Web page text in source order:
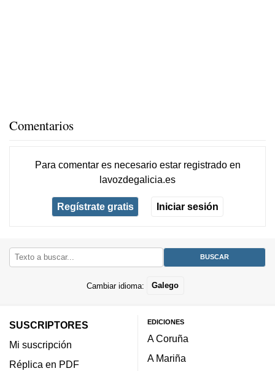
Comentarios
Para comentar es necesario estar registradoen
lavozdegalicia.es
Regístrate gratis Iniciar sesión
Cambiar idioma: Galego
SUSCRIPTORES
Mi suscripción
Réplica en PDF
EDICIONES
A Coruña
A Mariña